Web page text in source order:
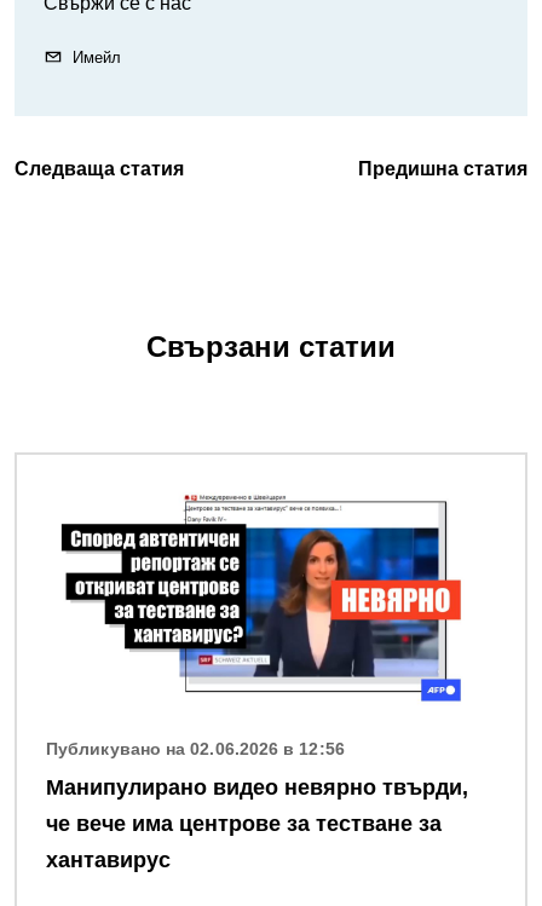
Имейл
Следваща статия Предишна статия
Свързани статии
Публикувано на 02.06.2026 в 12:56
Манипулирано видео невярно твърди,
че вече има центрове за тестване за
хантавирус